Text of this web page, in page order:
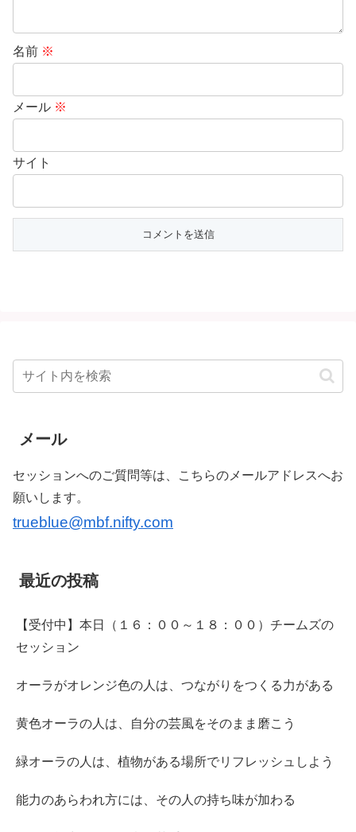
名前 ※
メール ※
サイト
メール
セッションへのご質問等は、こちらのメールアドレスへお
願いします。
trueblue@mbf.nifty.com
最近の投稿
【受付中】本日（１６：００～１８：００）チームズの
セッション
オーラがオレンジ色の人は、つながりをつくる力がある
黄色オーラの人は、自分の芸風をそのまま磨こう
緑オーラの人は、植物がある場所でリフレッシュしよう
能力のあらわれ方には、その人の持ち味が加わる